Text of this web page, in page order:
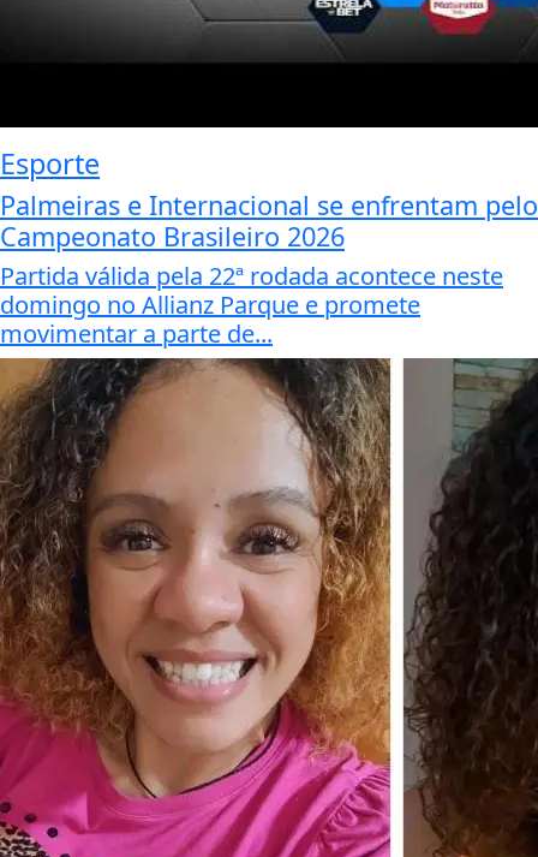
Esporte
Palmeiras e Internacional se enfrentam pelo
Campeonato Brasileiro 2026
Partida válida pela 22ª rodada acontece neste
domingo no Allianz Parque e promete
movimentar a parte de...